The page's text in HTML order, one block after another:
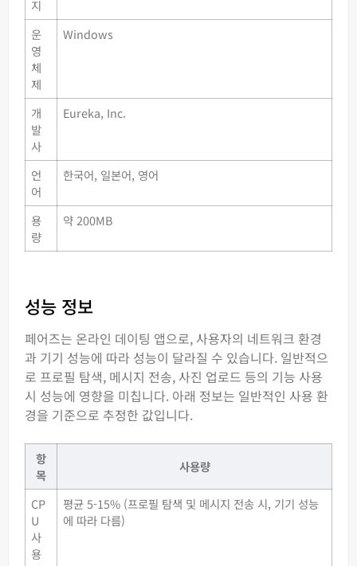
지
운
영
체
제
Windows
개
발
사
Eureka, Inc.
언
어
한국어, 일본어, 영어
용
량
약 200MB
성능 정보
페어즈는 온라인 데이팅 앱으로, 사용자의 네트워크 환경
과 기기 성능에 따라 성능이 달라질 수 있습니다. 일반적으
로 프로필 탐색, 메시지 전송, 사진 업로드 등의 기능 사용
시 성능에 영향을 미칩니다. 아래 정보는 일반적인 사용 환
경을 기준으로 추정한 값입니다.
항
목
사용량
CP
U
사
용
평균 5-15% (프로필 탐색 및 메시지 전송 시, 기기 성능
에 따라 다름)